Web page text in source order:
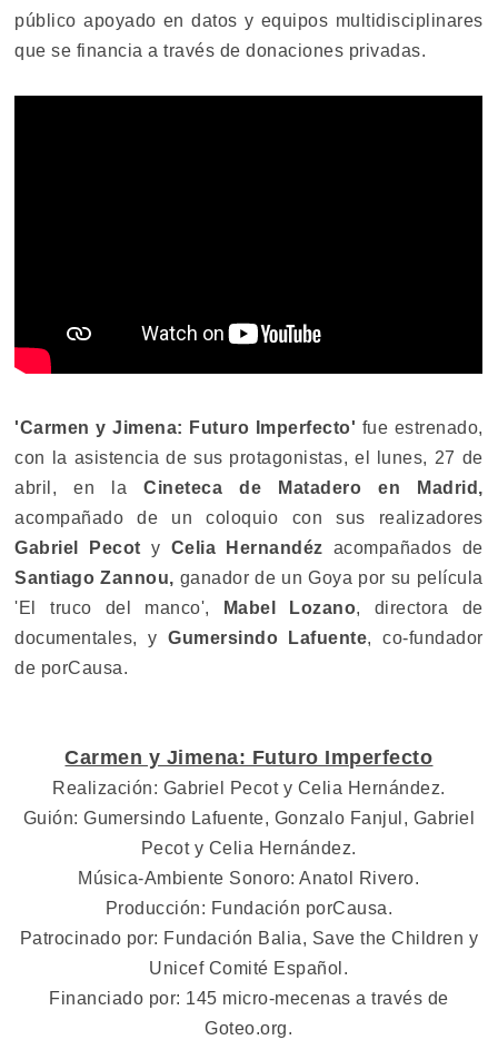
público apoyado en datos y equipos multidisciplinares
que se financia a través de donaciones privadas.
'Carmen y Jimena: Futuro Imperfecto' fue estrenado,
con la asistencia de sus protagonistas, el lunes, 27 de
abril, en laCineteca de Matadero en Madrid,
acompañado de un coloquio con sus realizadores
Gabriel Pecot y Celia Hernandéz acompañados de
Santiago Zannou, ganador de un Goya por su película
'El truco del manco',
Mabel Lozano, directora de
documentales, y Gumersindo Lafuente, co-fundador
de porCausa.
Carmen y Jimena: Futuro Imperfecto
Realización: Gabriel Pecot y Celia Hernández.
Guión: Gumersindo Lafuente, Gonzalo Fanjul, Gabriel
Pecot y Celia Hernández.
Música-Ambiente Sonoro: Anatol Rivero.
Producción: Fundación porCausa.
Patrocinado por: Fundación Balia, Save the Children y
Unicef Comité Español.
Financiado por: 145 micro-mecenas a través de
Goteo.org.